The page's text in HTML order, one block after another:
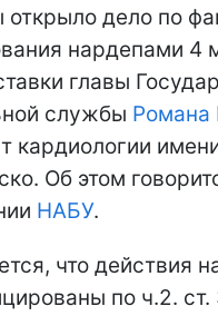
открыло дело по
нардепами 4
главы
службы Романа
кардиологии
Об этом
НАБУ.
что действия
по ч.2. ст.